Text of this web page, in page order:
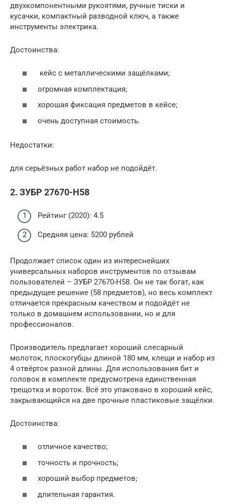
двухкомпонентными рукоятями, ручные тиски и
кусачки, компактный разводной ключ, а также
инструменты электрика.
Достоинства:
кейс с металлическими защёлками;
огромная комплектация;
хорошая фиксация предметов в кейсе;
очень доступная стоимость.
Недостатки:
для серьёзных работ набор не подойдёт.
2. ЗУБР 27670-Н58
Рейтинг (2020): 4.5
Средняя цена: 5200 рублей
Продолжает список один из интереснейших
универсальных наборов инструментов по отзывам
пользователей – ЗУБР 27670-Н58. Он не так богат, как
предыдущее решение (58 предметов), но весь комплект
отличается прекрасным качеством и подойдёт не
только в домашнем использовании, но и для
профессионалов.
Производитель предлагает хороший слесарный
молоток, плоскогубцы длиной 180 мм, клещи и набор из
4 отвёрток разной длины. Для использования бит и
головок в комплекте предусмотрена единственная
трещотка и вороток. Всё это упаковано в хороший кейс,
закрывающийся на две прочные пластиковые защёлки.
Достоинства:
отличное качество;
точность и прочность;
хороший выбор предметов;
длительная гарантия.